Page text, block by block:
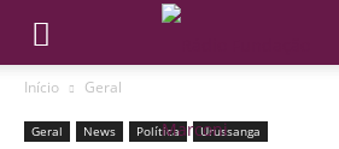
Início Geral
Geral News Política Urussanga